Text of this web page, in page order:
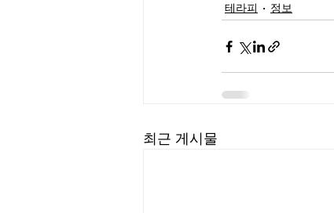
테라피
정보
최근 게시물